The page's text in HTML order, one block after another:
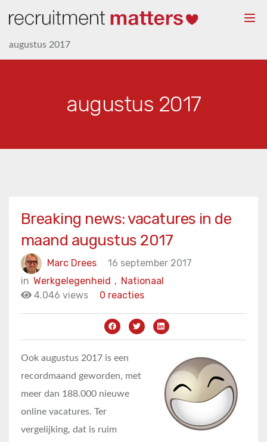
augustus 2017
augustus 2017
Breaking news: vacatures in de
maand augustus 2017
Marc Drees
16 september 2017
in
Nationaal
Werkgelegenheid ,
4.046 views
0 reacties
Ook augustus 2017 is een
recordmaand geworden, met
meer dan 188.000 nieuwe
online vacatures. Ter
vergelijking, dat is ruim